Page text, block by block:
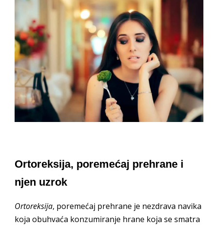
Ortoreksija, poremećaj prehrane i
njen uzrok
Ortoreksija, poremećaj prehrane je nezdrava navika
koja obuhvaća konzumiranje hrane koja se smatra